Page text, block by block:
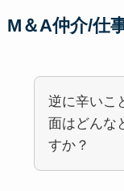
M＆A仲介/仕
逆に辛いこ
面はどんな
すか？